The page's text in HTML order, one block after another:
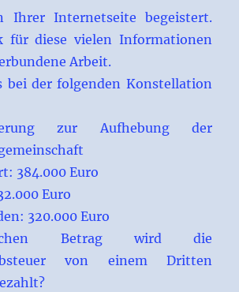
Ihrer Internetseite begeistert.
für diese vielen Informationen
Arbeit.
bei der folgenden Konstellation
zur Aufhebung der
384.000 Euro
Euro
320.000 Euro
Betrag wird die
von einem Dritten